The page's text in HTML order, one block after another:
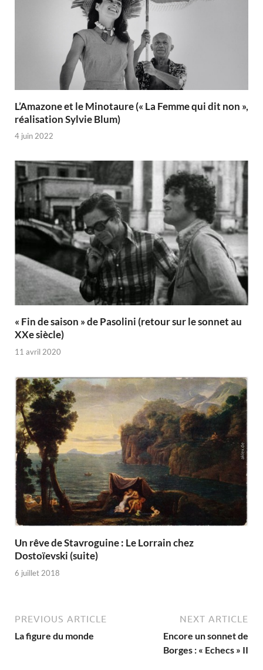
L’Amazone et le Minotaure (« La Femme qui dit non »,
réalisation Sylvie Blum)
4 juin 2022
« Fin de saison » de Pasolini (retour sur le sonnet au
XXe siècle)
11 avril 2020
Un rêve de Stavroguine : Le Lorrain chez
Dostoïevski (suite)
6 juillet 2018
PREVIOUS ARTICLE
La figure du monde
NEXT ARTICLE
Encore un sonnet de
Borges : « Echecs » II